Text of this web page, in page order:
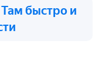
быстро и